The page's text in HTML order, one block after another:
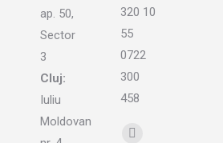
ap. 50,
Sector
3
Cluj:
Iuliu
Moldovan
320 10
55
0722
300
458
Find us on: